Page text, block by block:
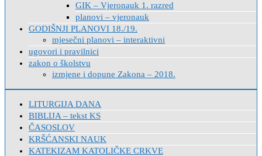
GIK – Vjeronauk 1. razred
planovi – vjeronauk
GODIŠNJI PLANOVI 18./19.
mjesečni planovi – interaktivni
ugovori i pravilnici
zakon o školstvu
izmjene i dopune Zakona – 2018.
LITURGIJA DANA
BIBLIJA – tekst KS
ČASOSLOV
KRŠĆANSKI NAUK
KATEKIZAM KATOLIČKE CRKVE